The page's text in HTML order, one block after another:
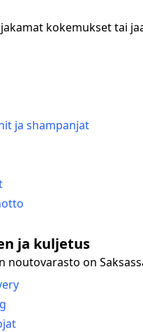
kokemukset tai
ja shampanjat
ja kuljetus
noutovarasto on